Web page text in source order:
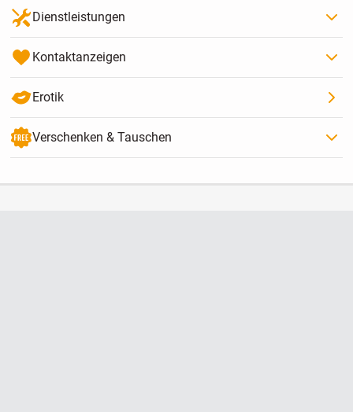
Dienstleistungen
Kontaktanzeigen
Erotik
Verschenken & Tauschen